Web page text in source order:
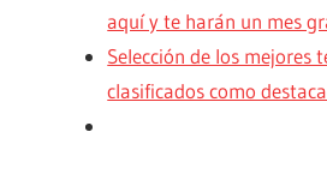
aquí y te harán un mes
Selección de los mejores
clasificados como